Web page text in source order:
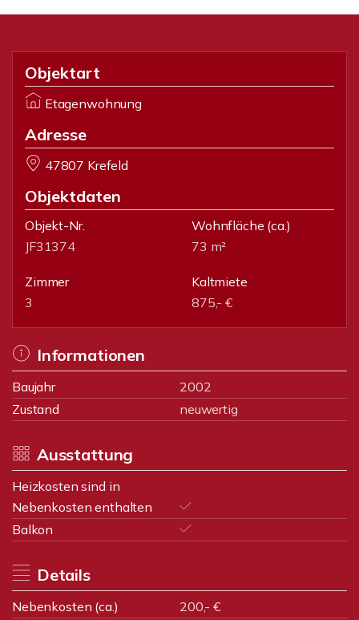
Objektart
Etagenwohnung
Adresse
47807 Krefeld
Objektdaten
Objekt-Nr.
JF31374
Wohnfläche (ca.)
73 m²
Zimmer
3
Kaltmiete
875,- €
Informationen
Baujahr
2002
Zustand
neuwertig
Ausstattung
Heizkosten sind in
Nebenkosten enthalten
Balkon
Details
Nebenkosten (ca.)
200,- €